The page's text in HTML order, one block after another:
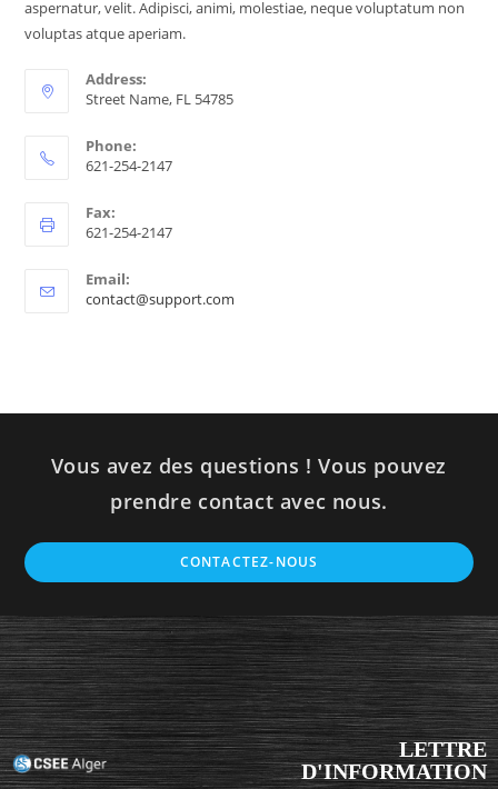
aspernatur, velit. Adipisci, animi, molestiae, neque voluptatum non
voluptas atque aperiam.
Address:
Street Name, FL 54785
Phone:
621-254-2147
Fax:
621-254-2147
Email:
contact@support.com
Vous avez des questions ! Vous pouvez
prendre contact avec nous.
CONTACTEZ-NOUS
LETTRE
D'INFORMATION